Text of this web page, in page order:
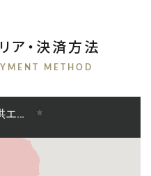
ア・決済方法
METHOD